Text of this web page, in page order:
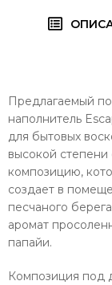
Предлагаемый
наполнитель
для бытовых
высокой
композицию,
создает в
песчаного
аромат
папайи.
Композиция под